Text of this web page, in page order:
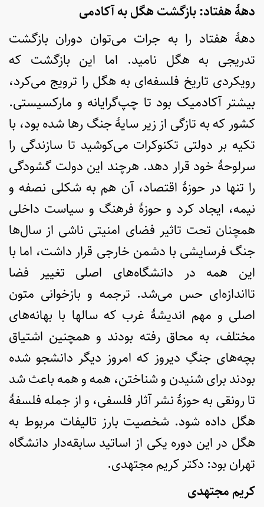
دهۀ هفتاد: بازگشت هگل به آکادمی
دهۀ هفتاد را به جرات می‌توان دوران بازگشت
تدریجی به هگل نامید. اما این بازگشت که
رویکردی تاریخ فلسفه‌ای به هگل را ترویج می‌کرد،
بیشتر آکادمیک بود تا چپ‌گرایانه و مارکسیستی.
کشور که به تازگی از زیر سایۀ جنگ رها شده بود، با
تکیه بر دولتی تکنوکرات می‌کوشید تا سازندگی را
سرلوحۀ خود قرار دهد. هرچند این دولت گشودگی
را تنها در حوزۀ اقتصاد، آن هم به شکلی نصفه و
نیمه، ایجاد کرد و حوزۀ فرهنگ و سیاست داخلی
همچنان تحت تاثیر فضای امنیتی ناشی از سال‌ها
جنگ فرسایشی با دشمن خارجی قرار داشت، اما با
این همه در دانشگاه‌های اصلی تغییر فضا
تااندازه‌ای حس می‌شد. ترجمه و بازخوانی متون
اصلی و مهم اندیشۀ غرب که سالها با بهانه‌های
مختلف، به محاق رفته بودند و همچنین اشتیاق
بچه‌های جنگِ دیروز که امروز دیگر دانشجو شده
بودند برای شنیدن و شناختن، همه و همه باعث شد
تا رونقی به حوزۀ نشر آثار فلسفی، و از جمله فلسفۀ
هگل داده شود. شخصیت بارز تالیفات مربوط به
هگل در این دوره یکی از اساتید سابقه‌دار دانشگاه
تهران بود: دکتر کریم مجتهدی.
کریم مجتهدی